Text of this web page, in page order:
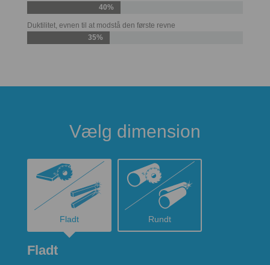
40%
Duktilitet, evnen til at modstå den første revne
35%
Vælg dimension
Fladt
Fladt
Rundt